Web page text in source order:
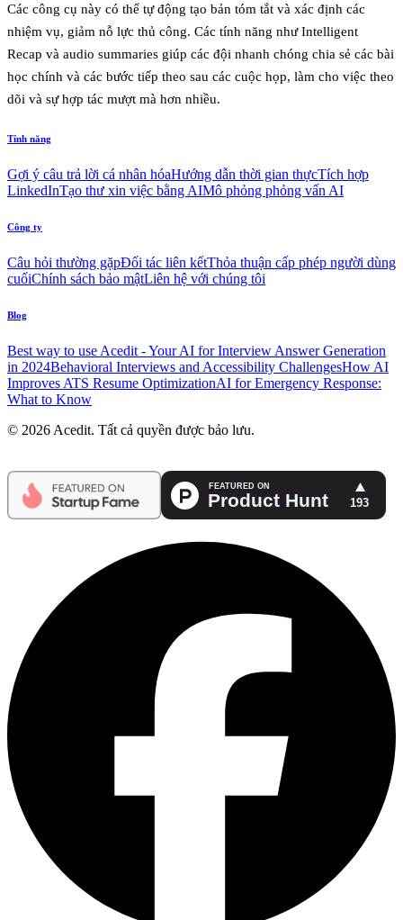
Các công cụ này có thể tự động tạo bản tóm tắt và xác định các
nhiệm vụ, giảm nỗ lực thủ công. Các tính năng nhưIntelligent
Recap và audio summaries giúp các đội nhanh chóng chia sẻ các bài
học chính và các bước tiếp theo sau các cuộc họp, làm cho việc theo
dõi và sự hợp tác mượt mà hơn nhiều.
Tính năng
Gợi ý câu trả lời cá nhân hóaHướng dẫn thời gian thựcTích hợp
LinkedInTạo thư xin việc bằng AIMô phỏng phỏng vấn AI
Công ty
Câu hỏi thường gặpĐối tác liên kếtThỏa thuận cấp phép người dùng
cuốiChính sách bảo mậtLiên hệ với chúng tôi
Blog
Best way to use Acedit - Your AI for Interview Answer Generation
in 2024Behavioral Interviews and Accessibility ChallengesHow AI
Improves ATS Resume OptimizationAI for Emergency Response:
What to Know
© 2026 Acedit. Tất cả quyền được bảo lưu.